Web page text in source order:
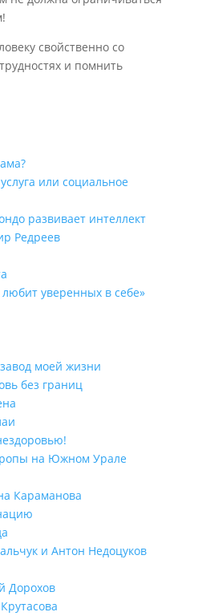
свойственно со
и помнить
или социальное
развивает интеллект
Редреев
уверенных в себе»
моей жизни
без границ
на Южном Урале
Караманова
и Антон Недоцуков
Дорохов